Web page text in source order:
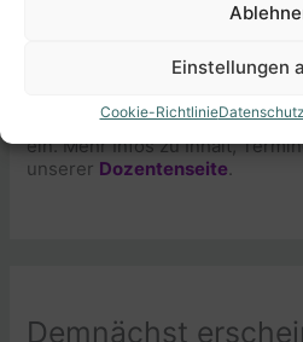
Einstellungen
Cookie-Richtlinie
Mo., 27.07. – Fr., 31.07.2026
und fangt faszinierende Details
ein. Mehr Infos zu Inhalt,
unserer Dozentenseite.
Demnächst